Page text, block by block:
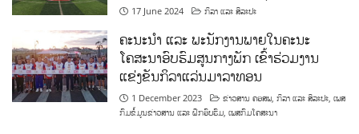
ຄະນະນຳ ແລະ ພະນັກງານພາຍໃນຄະນະ
ໂຄສະນາອົບຮົມສູນກາງພັກ ເຂົ້າຮ່ວມງານ
ແຂ່ງຂັນກິລາແລ່ນມາລາທອນ
1 December 2023 ຂ່າວສານ ຄອສພ ກິລາ ແລະ ສິລະປະ
ກົມຂໍ້ມູນຂ່າວສານ ແລະ ຝຶກອົບຮົມ,ເພສກົມໂຄສະນາ